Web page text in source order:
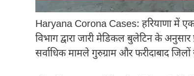
Haryana Corona Cases: हरियाणा में एक
विभाग द्वारा जारी मेडिकल बुलेटिन के
सर्वाधिक मामले गुरुग्राम और फरीदाबाद जिलों